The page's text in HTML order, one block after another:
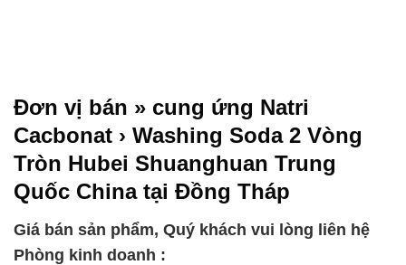
Đơn vị bán » cung ứng Natri
Cacbonat › Washing Soda 2 Vòng
Tròn Hubei Shuanghuan Trung
Quốc China tại Đồng Tháp
Giá bán sản phẩm, Quý khách vui lòng liên hệ
Phòng kinh doanh :